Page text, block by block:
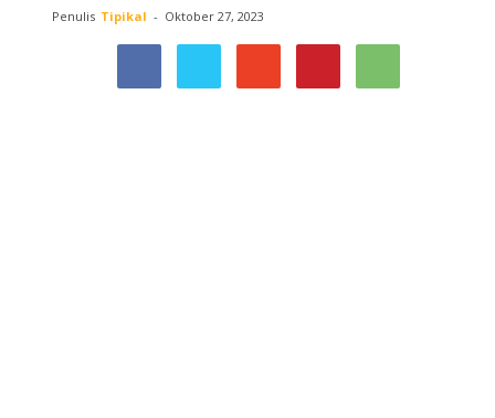
Penulis Tipikal - Oktober 27, 2023